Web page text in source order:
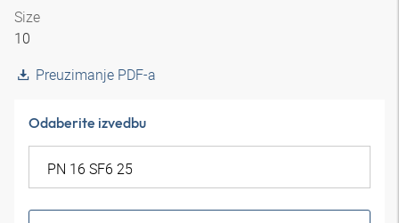
Size
10
Preuzimanje PDF-a
Odaberite izvedbu